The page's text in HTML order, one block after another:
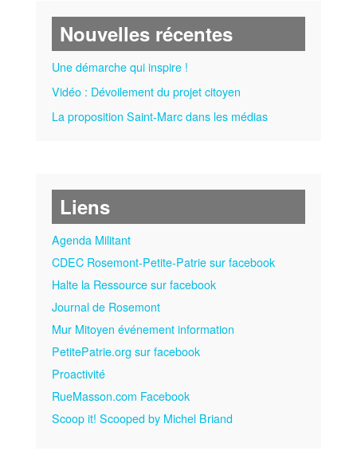
Nouvelles récentes
Une démarche qui inspire !
Vidéo : Dévoilement du projet citoyen
La proposition Saint-Marc dans les médias
Liens
Agenda Militant
CDEC Rosemont-Petite-Patrie sur facebook
Halte la Ressource sur facebook
Journal de Rosemont
Mur Mitoyen événement information
PetitePatrie.org sur facebook
Proactivité
RueMasson.com Facebook
Scoop it! Scooped by Michel Briand